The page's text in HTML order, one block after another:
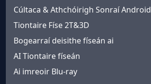
Cúltaca & Athchóirigh Sonraí Android
Tiontaire Físe 2T&3D
Bogearraí deisithe físeán ai
AI Tiontaire físeán
Ai imreoir Blu-ray